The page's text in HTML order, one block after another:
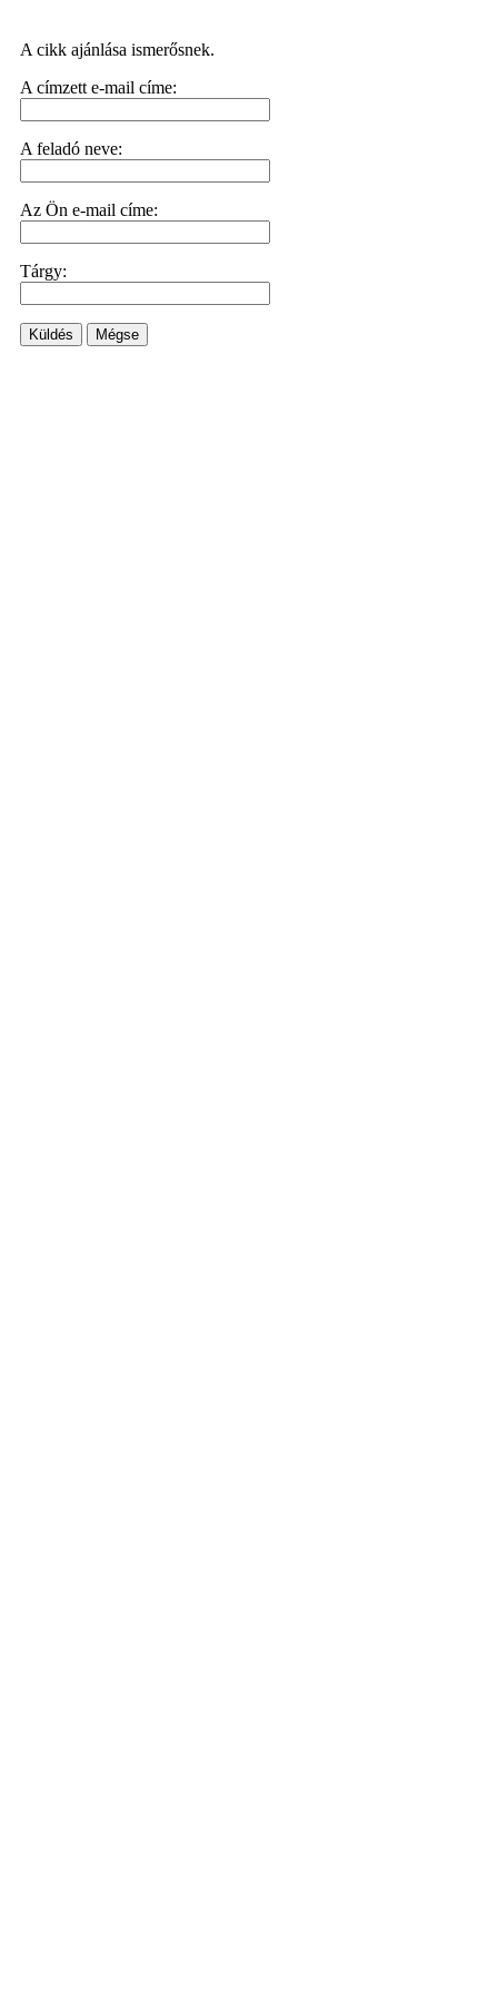
A cikk ajánlása ismerősnek.
A címzett e-mail címe:
A feladó neve:
Az Ön e-mail címe:
Tárgy:
Küldés Mégse